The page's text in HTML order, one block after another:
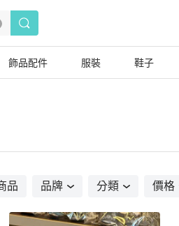
飾品配件 服裝 鞋子
品 品牌 分類 價格